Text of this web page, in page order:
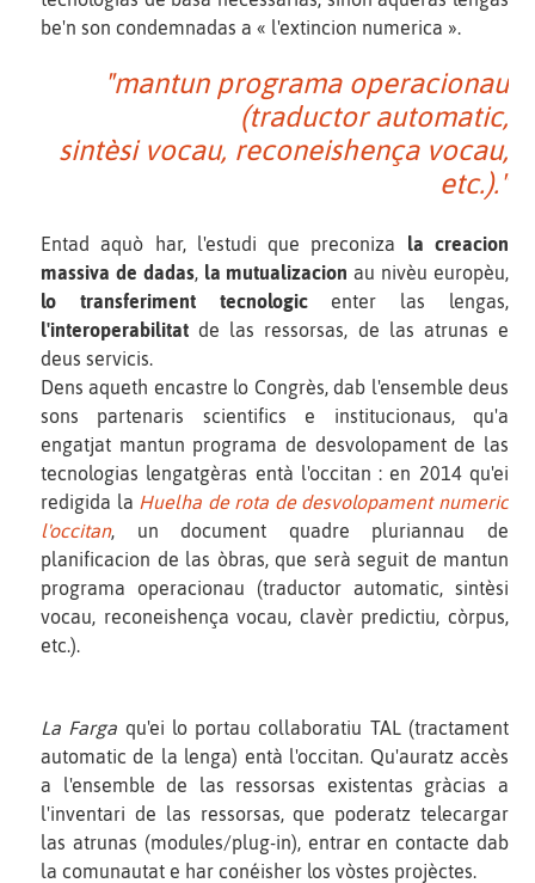
be'n son condemnadas a « l'extincion numerica ».
"mantun programa operacionau
(traductor automatic,
sintèsi vocau, reconeishença vocau,
etc.)."
Entad aquò har, l'estudi que preconiza la creacion
massiva de dadas, la mutualizacion au nivèu europèu,
lo transferiment tecnologicenter las lengas,
l'interoperabilitat de las ressorsas, de las atrunas e
deus servicis.
Dens aqueth encastre lo Congrès, dab l'ensemble deus
sons partenaris scientifics e institucionaus, qu'a
engatjat mantun programa de desvolopament de las
tecnologias lengatgèras entà l'occitan : en 2014 qu'ei
redigida la Huelha de rota de desvolopament numeric
l'occitan, un document quadre pluriannau de
planificacion de las òbras, que serà seguit de mantun
programa operacionau (traductor automatic, sintèsi
vocau, reconeishença vocau, clavèr predictiu, còrpus,
etc.).
La Farga qu'ei lo portau collaboratiu TAL (tractament
automatic de la lenga) entà l'occitan. Qu'auratz accès
a l'ensemble de las ressorsas existentas gràcias a
l'inventari de las ressorsas, que poderatz telecargar
las atrunas (modules/plug-in), entrar en contacte dab
la comunautat e har conéisher los vòstes projèctes.